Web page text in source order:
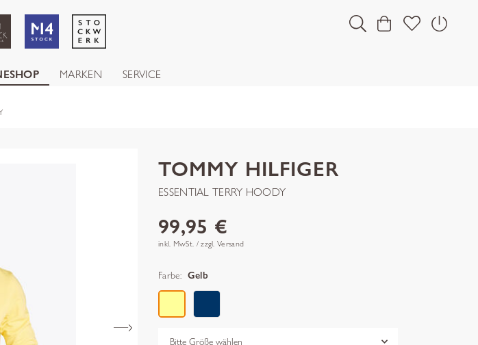
MARKEN SERVICE
TOMMY HILFIGER
ESSENTIAL TERRY HOODY
99,95 €
inkl. MwSt. / zzgl. Versand
Farbe: Gelb
Grösse